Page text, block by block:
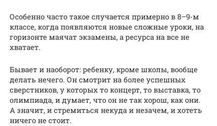
Особенно часто такое случается примерно в 8–9-м
классе, когда появляются новые сложные уроки, на
горизонте маячат экзамены, а ресурса на все не
хватает.
Бывает и наоборот: ребенку, кроме школы, вообще
делать нечего. Он смотрит на более успешных
сверстников, у которых то концерт, то выставка, то
олимпиада, и думает, что он не так хорош, как они.
А значит, и стремиться некуда и незачем, и хотеть
ничего не стоит.